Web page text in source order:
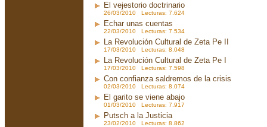
El vejestorio doctrinario
26/03/2010 Lecturas: 7.624
Echar unas cuentas
22/03/2010 Lecturas: 7.534
La Revolución Cultural de Zeta Pe II
17/03/2010 Lecturas: 8.048
La Revolución Cultural de Zeta Pe I
17/03/2010 Lecturas: 7.598
Con confianza saldremos de la crisis
02/03/2010 Lecturas: 8.074
El garito se viene abajo
01/03/2010 Lecturas: 7.917
Putsch a la Justicia
23/02/2010 Lecturas: 8.862